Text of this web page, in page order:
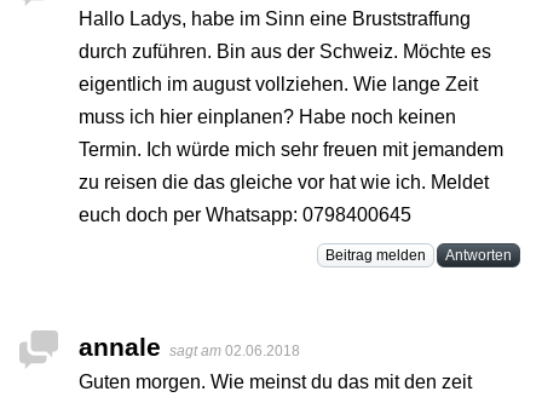
Hallo Ladys, habe im Sinn eine Bruststraffung
durch zuführen. Bin aus der Schweiz. Möchte es
eigentlich im august vollziehen. Wie lange Zeit
muss ich hier einplanen? Habe noch keinen
Termin. Ich würde mich sehr freuen mit jemandem
zu reisen die das gleiche vor hat wie ich. Meldet
euch doch per Whatsapp: 0798400645
Beitrag melden Antworten
annale sagt am 02.06.2018
Guten morgen. Wie meinst du das mit den zeit